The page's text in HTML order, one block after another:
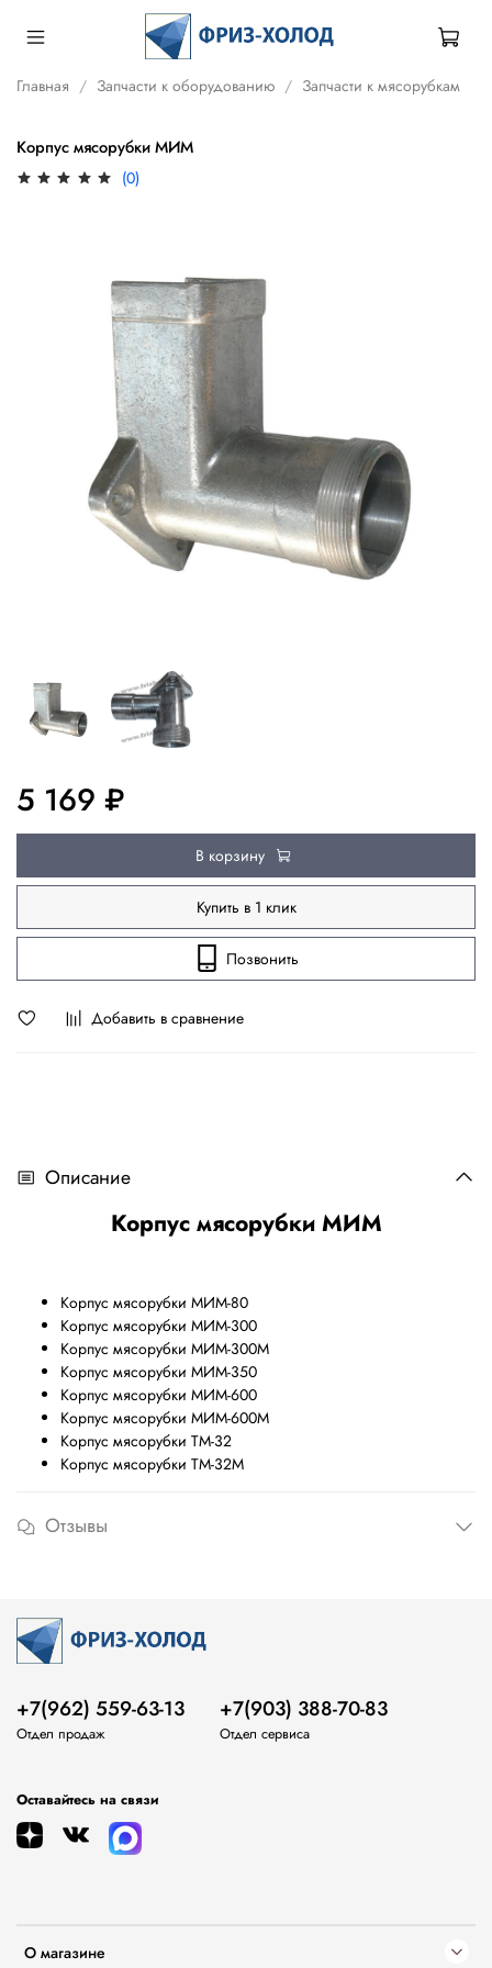
Главная Запчасти к оборудованию Запчасти к мясорубкам
Корпус мясорубки МИМ
(0)
Добавить в сравнение
5 169 ₽
В корзину
Купить в 1 клик
Позвонить
Описание
Корпус мясорубки МИМ
Корпус мясорубки МИМ-80
Корпус мясорубки МИМ-300
Корпус мясорубки МИМ-300М
Корпус мясорубки МИМ-350
Корпус мясорубки МИМ-600
Корпус мясорубки МИМ-600М
Корпус мясорубки ТМ-32
Корпус мясорубки ТМ-32М
Отзывы
О магазине
+7(962) 559-63-13
Отдел продаж
+7(903) 388-70-83
Отдел сервиса
Оставайтесь на связи